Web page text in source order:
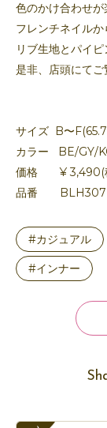
色のかけ合わせ
フレンチネイルか
リブ生地とパイ
是非、店頭にてご
サイズ B〜
カラー BE/GY/
価格 ¥ 3,490(
品番 BLH307
#カジュアル
#インナー